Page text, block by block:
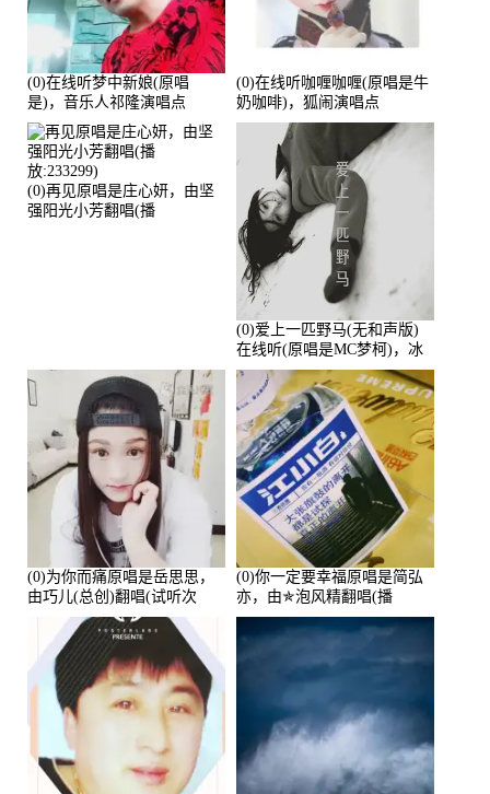
(0)在线听梦中新娘(原唱
是)，音乐人祁隆演唱点
播:2713192次
(0)在线听咖喱咖喱(原唱是牛
奶咖啡)，狐闹演唱点
播:287579次
(0)再见原唱是庄心妍，由坚
强阳光小芳翻唱(播
(0)爱上一匹野马(无和声版)
在线听(原唱是MC梦柯)，冰
鑫Asce演唱点播:178815次
(0)为你而痛原唱是岳思思，
由巧儿(总创)翻唱(试听次
数:108697)
(0)你一定要幸福原唱是简弘
亦，由✯泡风精翻唱(播
放:102381)